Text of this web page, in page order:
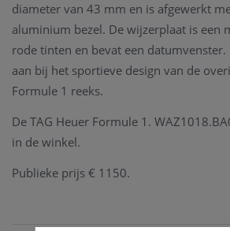
diameter van 43 mm en is afgewerkt
aluminium bezel. De wijzerplaat is een
rode tinten en bevat een
aan bij het sportieve design van de
Formule 1 reeks.
De TAG Heuer Formule 1.
in de winkel.
Publieke prijs € 1150.